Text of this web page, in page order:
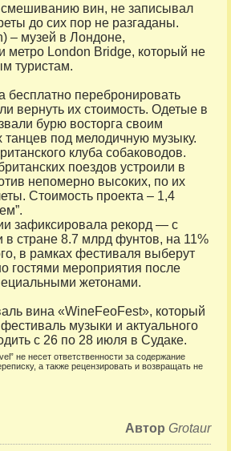
смешиванию вин, не записывал
до сих пор не разгаданы.
– музей в Лондоне,
метро London Bridge, который не
туристам.
перебронировать
вернуть их стоимость. Одетые в
бурю восторга своим
под мелодичную музыку.
клуба собаководов.
поездов устроили в
непомерно высоких, по их
Стоимость проекта – 1,4
зафиксировала рекорд — с
стране 8.7 млрд фунтов, на 11%
в рамках фестиваля выберут
гостями мероприятия после
жетонами.
вина «WineFeoFest», который
музыки и актуального
с 26 по 28 июля в Судаке.
не несет ответственности за содержание
а также рецензировать и возвращать не
Автор Grotaur